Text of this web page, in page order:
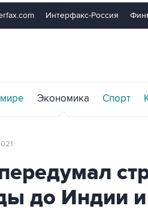
Интерфакс-Россия
Экономика Спорт
до Индии